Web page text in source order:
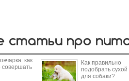
статьи про
как
совершать
Как правильно
подобрать сухой
для собаки?